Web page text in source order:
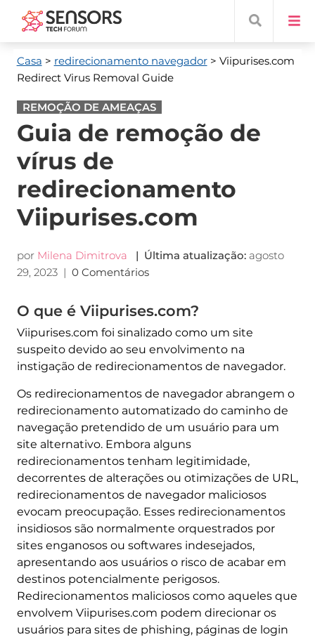
Casa > redirecionamento navegador > Viipurises.com
Redirect Virus Removal Guide
REMOÇÃO DE AMEAÇAS
Guia de remoção de
vírus de
redirecionamento
Viipurises.com
por Milena Dimitrova | Última atualização: agosto
29, 2023| 0 Comentários
O que é Viipurises.com?
Viipurises.com foi sinalizado como um site
suspeito devido ao seu envolvimento na
instigação de redirecionamentos de navegador.
Os redirecionamentos de navegador abrangem o
redirecionamento automatizado do caminho de
navegação pretendido de um usuário para um
site alternativo. Embora alguns
redirecionamentos tenham legitimidade,
decorrentes de alterações ou otimizações de URL,
redirecionamentos de navegador maliciosos
evocam preocupação. Esses redirecionamentos
insidiosos são normalmente orquestrados por
sites enganosos ou softwares indesejados,
apresentando aos usuários o risco de acabar em
destinos potencialmente perigosos.
Redirecionamentos maliciosos como aqueles que
envolvem Viipurises.com podem direcionar os
usuários para sites de phishing, páginas de login